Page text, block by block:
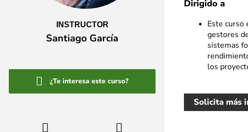
INSTRUCTOR
Santiago García
¿Te interesa este curso?
Dirigido a
Este curso
gestores
sistemas
los
Solicita más